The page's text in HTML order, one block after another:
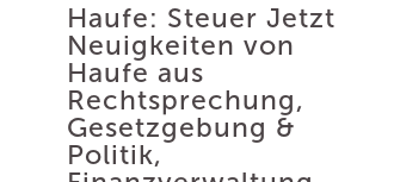
Haufe: Steuer Jetzt
Neuigkeiten von
Haufe aus
Rechtsprechung,
Gesetzgebung &
Politik,